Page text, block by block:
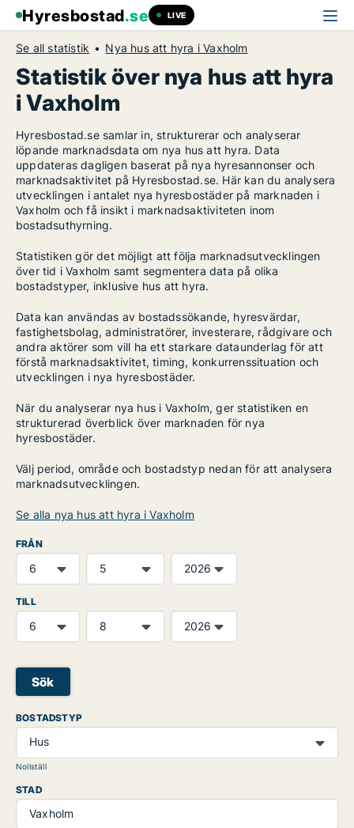
Hyresbostad.se LIVE
Se all statistik Nya hus att hyra i Vaxholm
Statistik över nya hus att hyra
i Vaxholm
Hyresbostad.se samlar in, strukturerar och analyserar
löpande marknadsdata om nya hus att hyra. Data
uppdateras dagligen baserat på nya hyresannonser och
marknadsaktivitet på Hyresbostad.se. Här kan du analysera
utvecklingen i antalet nya hyresbostäder på marknaden i
Vaxholm och få insikt i marknadsaktiviteten inom
bostadsuthyrning.
Statistiken gör det möjligt att följa marknadsutvecklingen
över tid i Vaxholm samt segmentera data på olika
bostadstyper, inklusive hus att hyra.
Data kan användas av bostadssökande, hyresvärdar,
fastighetsbolag, administratörer, investerare, rådgivare och
andra aktörer som vill ha ett starkare dataunderlag för att
förstå marknadsaktivitet, timing, konkurrenssituation och
utvecklingen i nya hyresbostäder.
När du analyserar nya hus i Vaxholm, ger statistiken en
strukturerad överblick över marknaden för nya
hyresbostäder.
Välj period, område och bostadstyp nedan för att analysera
marknadsutvecklingen.
Se alla nya hus att hyra i Vaxholm
FRÅN
TILL
Sök
BOSTADSTYP
Hus
Nollställ
STAD
Vaxholm